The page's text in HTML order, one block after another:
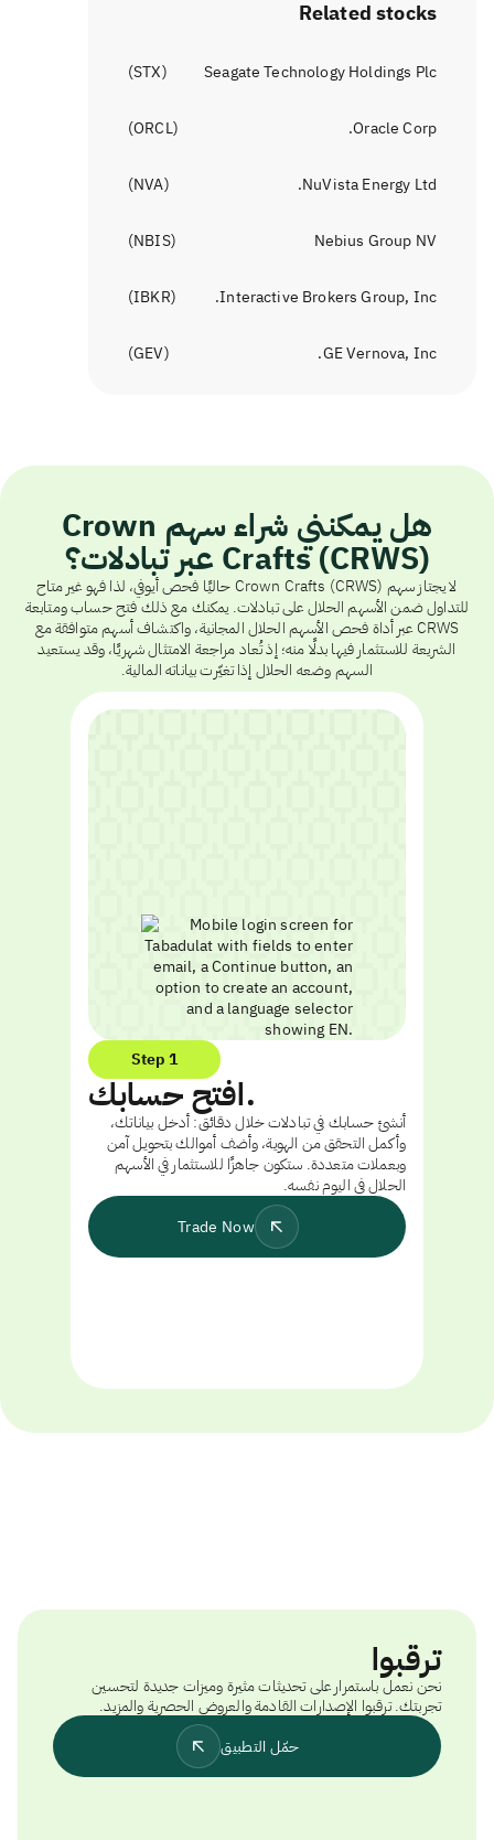
Related stocks
Seagate Technology Holdings Plc
(
STX
)
Oracle Corp.
(
ORCL
)
NuVista Energy Ltd.
(
NVA
)
Nebius Group NV
(
NBIS
)
Interactive Brokers Group, Inc.
(
IBKR
)
GE Vernova, Inc.
(
GEV
)
هل يمكنني شراء سهم Crown
Crafts (CRWS) عبر تبادلات؟
لا يجتاز سهم Crown Crafts (CRWS) حاليًا فحص أيوفي، لذا فهو غير متاح
للتداول ضمن الأسهم الحلال على تبادلات. يمكنك مع ذلك فتح حساب ومتابعة
CRWS عبر أداة فحص الأسهم الحلال المجانية، واكتشاف أسهم متوافقة مع
الشريعة للاستثمار فيها بدلًا منه؛ إذ تُعاد مراجعة الامتثال شهريًا، وقد يستعيد
السهم وضعه الحلال إذا تغيّرت بياناته المالية.
Step 1
افتح حسابك.
أنشئ حسابك في تبادلات خلال دقائق: أدخل بياناتك،
وأكمل التحقق من الهوية، وأضف أموالك بتحويل آمن
وبعملات متعددة. ستكون جاهزًا للاستثمار في الأسهم
الحلال في اليوم نفسه.
Trade Now
ترقبوا
نحن نعمل باستمرار على تحديثات مثيرة وميزات جديدة لتحسين
تجربتك. ترقبوا الإصدارات القادمة والعروض الحصرية والمزيد.
حمّل التطبيق